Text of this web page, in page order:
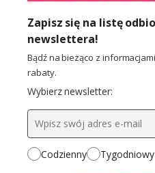
Zapisz się na listę
newslettera!
Bądź na bieżąco z
rabaty.
Wybierz newsletter:
Codzienny Tygodniowy